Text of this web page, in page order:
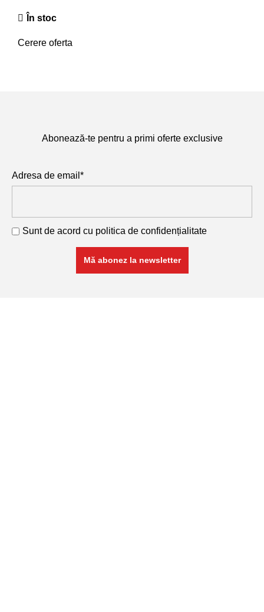
În stoc
Cerere oferta
Abonează-te pentru a primi oferte exclusive
Adresa de email*
Sunt de acord cu politica de confidențialitate